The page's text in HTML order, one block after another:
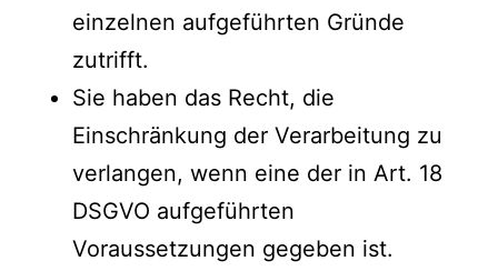
einzelnen aufgeführten Gründe
zutrifft.
Sie haben das Recht, die
Einschränkung der Verarbeitung zu
verlangen, wenn eine der in Art. 18
DSGVO aufgeführten
Voraussetzungen gegeben ist.